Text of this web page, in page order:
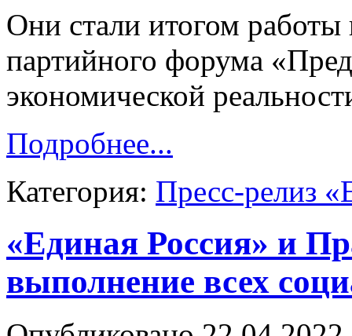
Они стали итогом
партийного форума
экономической
Подробнее...
Категория: Пресс-релиз
«Единая Россия» и
выполнение всех